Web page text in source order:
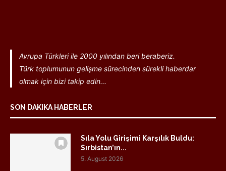
Avrupa Türkleri ile 2000 yılından beri beraberiz.
Türk toplumunun gelişme sürecinden sürekli haberdar
olmak için bizi takip edin...
SON DAKIKA HABERLER
Sıla Yolu Girişimi Karşılık Buldu:
Sırbistan’ın...
5. August 2026